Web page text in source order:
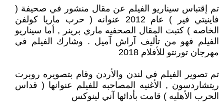
تم إقتباس سيناريو الفيلم عن مقال منشور في صحيفة (
فاينيتي فير ) عام 2012 عنوانه ( حرب ماريا كولفن
الخاصه ) كتبت المقال الصحفيه ماري برينر , أما سيناريو
الفيلم فهو من تأليف آراش آميل . وشارك الفيلم في
مهرجان تورنتو للأفلام 2018
تم تصوير الفيلم في لندن والأردن وقام بتصويره روبرت
ريتشاردسون , الأغنيه المصاحبه للفيلم عنوانها ( قداس
الحرب الأهليه ) قامت بأدائها آني لينوكس